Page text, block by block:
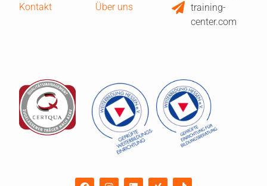
Kontakt Über uns
training-
center.com